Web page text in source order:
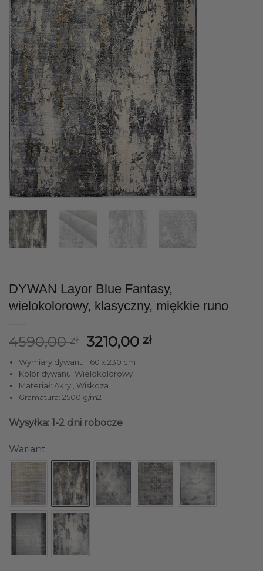
DYWAN Layor Blue Fantasy,
wielokolorowy, klasyczny, miękkie runo
4590,00zł Pierwotna
cena
wynosiła:
4590,00 zł.
3210,00 złAktualna
Wymiary dywanu: 160 x 230 cm
Kolor dywanu: Wielokolorowy
Materiał: Akryl, Wiskoza
Gramatura: 2500 g/m2
Wysyłka: 1-2 dni robocze
Wariant